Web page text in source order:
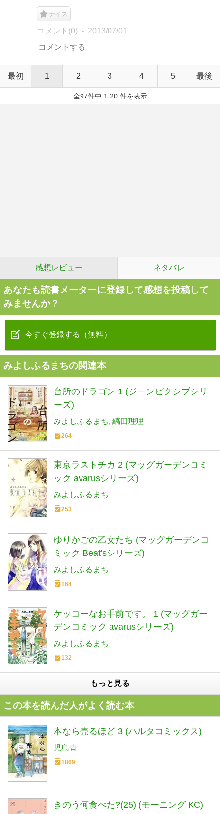
ナイス
コメント(0) 2013/07/01
最初 1 2 3 4 5 最後
全97件中 1-20 件を表示
感想レビュー ネタバレ
あなたも読書メーターに登録して感想を投稿して
みませんか？
今すぐ登録する（無料）
みよしふるまちの関連本
台所のドラゴン 1 (ジーンピクシブシリ
ーズ)
みよしふるまち 縞田理理
264
東京ラストチカ 2 (マッグガーデンコミ
ック avarusシリーズ)
みよしふるまち
253
ゆりかごの乙女たち (マッグガーデンコ
ミック Beat'sシリーズ)
みよしふるまち
164
ケッコーなお手前です。 1 (マッグガー
デンコミック avarusシリーズ)
みよしふるまち
132
もっと見る
この本を読んだ人がよく読む本
本なら売るほど 3 (ハルタコミックス)
児島青
1869
きのう何食べた?(25) (モーニング KC)